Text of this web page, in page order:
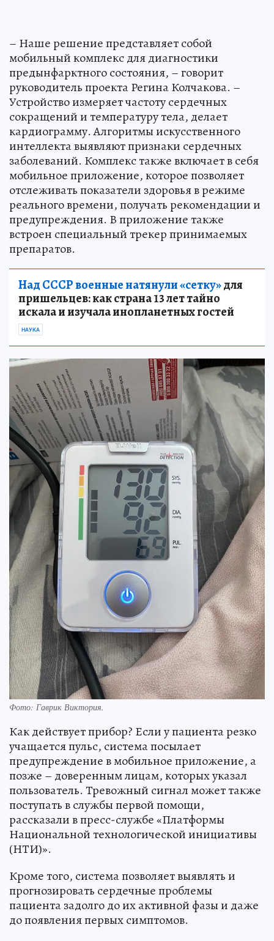
– Наше решение представляет собой
мобильный комплекс для диагностики
предынфарктного состояния, – говорит
руководитель проекта Регина Колчакова. –
Устройство измеряет частоту сердечных
сокращений и температуру тела, делает
кардиограмму. Алгоритмы искусственного
интеллекта выявляют признаки сердечных
заболеваний. Комплекс также включает в себя
мобильное приложение, которое позволяет
отслеживать показатели здоровья в режиме
реального времени, получать рекомендации и
предупреждения. В приложение также
встроен специальный трекер принимаемых
препаратов.
Над СССР военные натянули «сетку»для
пришельцев: как страна 13 лет тайно
искала и изучала инопланетных гостей
НАУКА
Фото: Гаврик Виктория.
Как действует прибор? Если у пациента резко
учащается пульс, система посылает
предупреждение в мобильное приложение, а
позже – доверенным лицам, которых указал
пользователь. Тревожный сигнал может также
поступать в службы первой помощи,
рассказали в пресс-службе «Платформы
Национальной технологической инициативы
(НТИ)».
Кроме того, система позволяет выявлять и
прогнозировать сердечные проблемы
пациента задолго до их активной фазы и даже
до появления первых симптомов.